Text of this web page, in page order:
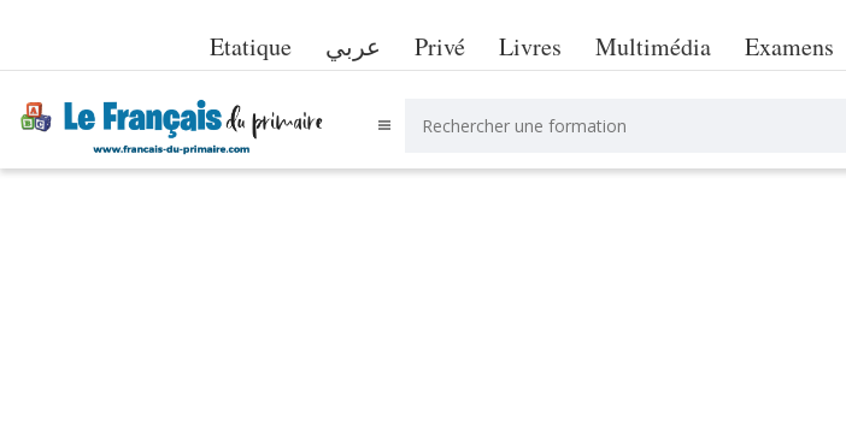
Etatique عربي Privé Livres Multimédia Examens